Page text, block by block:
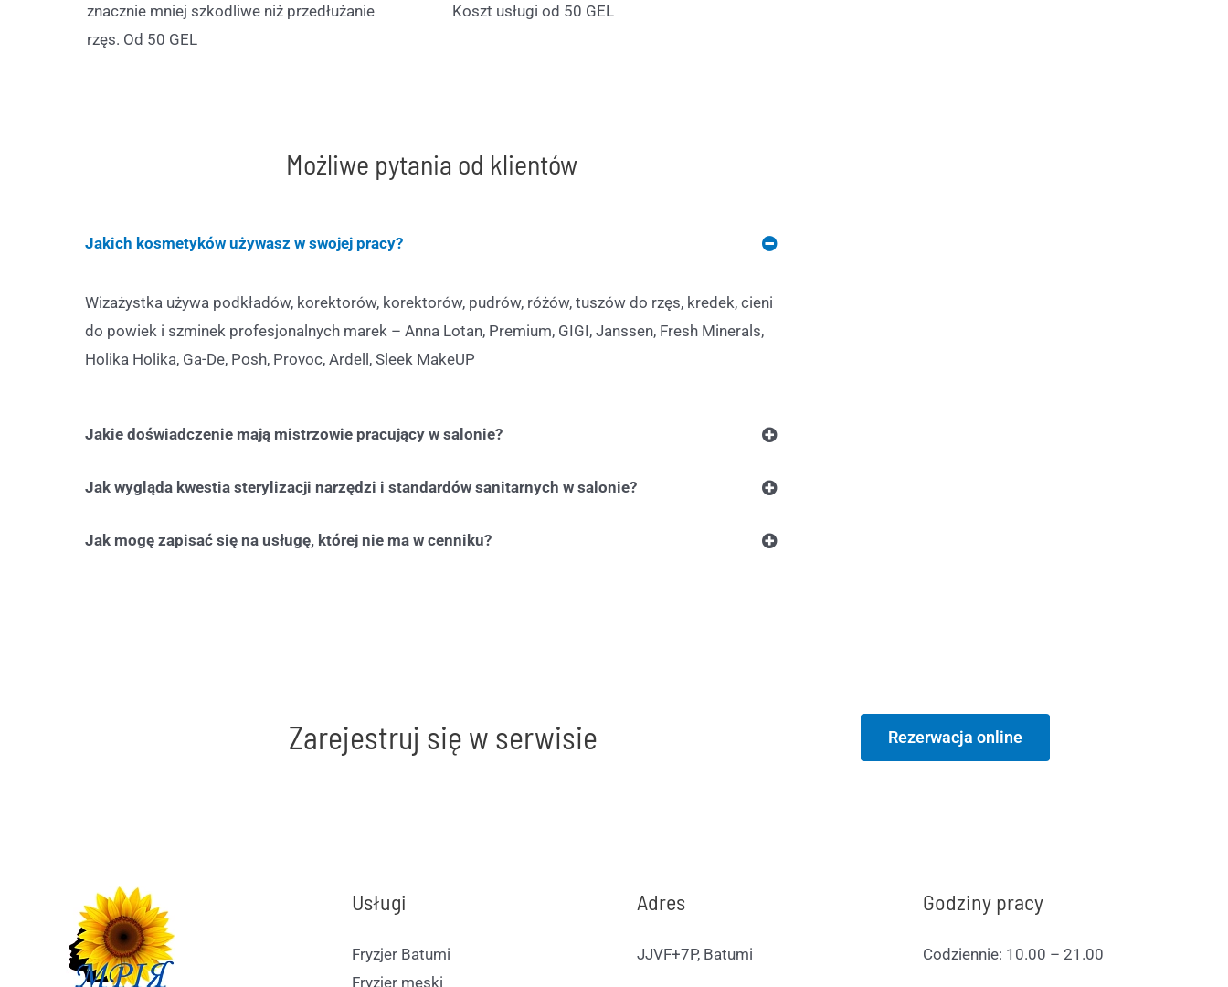
znacznie mniej szkodliwe niż przedłużanie
rzęs. Od 50 GEL
Koszt usługi od 50 GEL
Możliwe pytania od klientów
Jakich kosmetyków używasz w swojej pracy?
Wizażystka używa podkładów, korektorów, korektorów, pudrów, różów, tuszów do rzęs, kredek, cieni
do powiek i szminek profesjonalnych marek – Anna Lotan, Premium, GIGI, Janssen, Fresh Minerals,
Holika Holika, Ga-De, Posh, Provoc, Ardell, Sleek MakeUP
Jakie doświadczenie mają mistrzowie pracujący w salonie?
Jak wygląda kwestia sterylizacji narzędzi i standardów sanitarnych w salonie?
Jak mogę zapisać się na usługę, której nie ma w cenniku?
Zarejestruj się w serwisie Rezerwacja online
Usługi
Fryzjer Batumi
Fryzjer męski
Adres
JJVF+7P, Batumi
Godziny pracy
Codziennie: 10.00 – 21.00